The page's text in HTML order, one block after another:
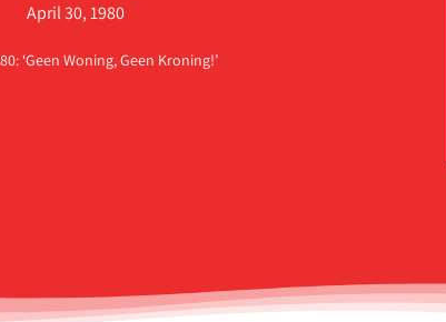
April 30, 1980
‘Geen Woning, Geen Kroning!’